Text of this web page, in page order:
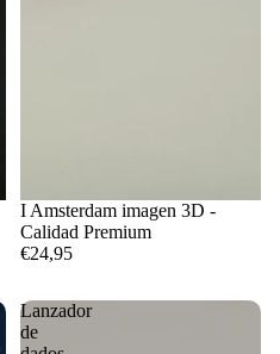
I Amsterdam imagen 3D -
Calidad Premium
€24,95
Lanzador
de